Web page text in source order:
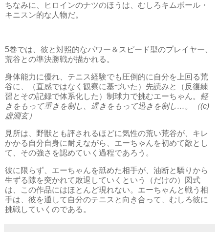
ちなみに、ヒロインのナツのほうは、むしろキムボール・
キニスン的な人物だ。
5巻では、彼と対照的なパワー＆スピード型のプレイヤー、
荒谷との準決勝戦が描かれる。
身体能力に優れ、テニス経験でも圧倒的に自分を上回る荒
谷に、（直感ではなく観察に基づいた）先読みと（反復練
習とその記録で体系化した）制球力で挑むエーちゃん。 軽
きをもって重きを制し、遅きをもって迅きを制し…。（(c)
虚淵玄）
見所は、野獣とも評されるほどに気性の荒い荒谷が、キレ
かかる自分自身に耐えながら、エーちゃんを初めて敵とし
て、その強さを認めていく過程であろう。
彼に限らず、エーちゃんを舐めた相手が、油断と驕りから
生ずる隙を突かれて敗退していくという（だけの）図式
は、この作品にはほとんど現れない。エーちゃんと戦う相
手は、彼を通して自分のテニスと向き合って、むしろ彼に
挑戦していくのである。